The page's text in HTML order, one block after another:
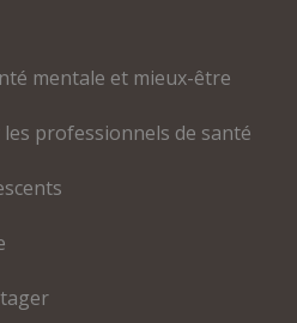
mentale et mieux-être
professionnels de santé